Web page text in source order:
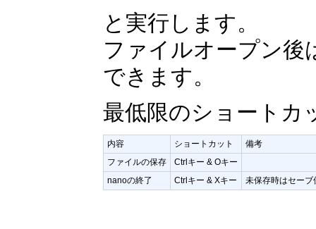
と実行します。
ファイルオープン後
できます。
最低限のショートカ
内容 ショートカット
備考
ファイルの保存
Ctrlキー & Oキー
nanoの終了
Ctrlキー & Xキー 未保存時はセー